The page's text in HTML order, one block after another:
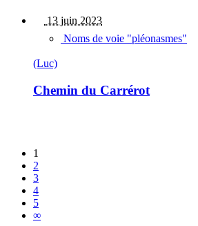
13 juin 2023
Noms de voie "pléonasmes"
(Luc)
Chemin du Carrérot
1
2
3
4
5
∞